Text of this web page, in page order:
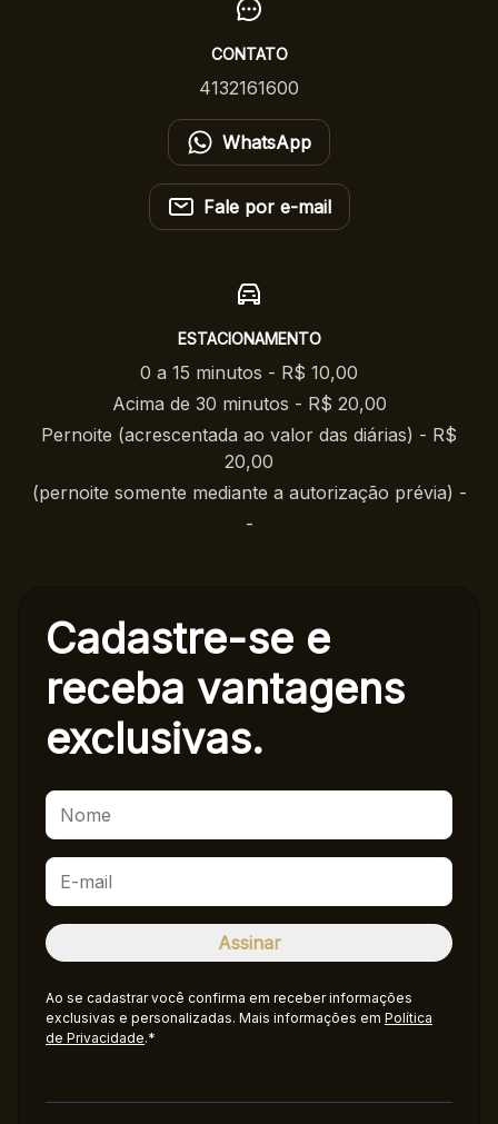
CONTATO
4132161600
WhatsApp
Fale por e-mail
ESTACIONAMENTO
0 a 15 minutos - R$ 10,00
Acima de 30 minutos - R$ 20,00
Pernoite (acrescentada ao valor das diárias) - R$
20,00
(pernoite somente mediante a autorização prévia) -
-
Cadastre-se e
receba vantagens
exclusivas.
Ao se cadastrar você confirma em receber informações
exclusivas e personalizadas. Mais informações em Política
de Privacidade.*